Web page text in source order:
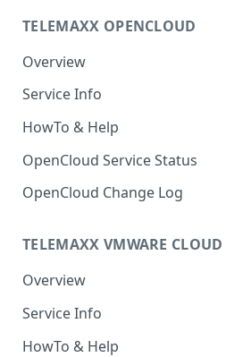
TELEMAXX OPENCLOUD
Overview
Service Info
Service Portal
Service Access & Ports
Projects & User Roles
Features & Functions
Flavors
Images
Compute Storage
HowTo & Help
Generell
Installation mit eigener ISO
HowTo: Eigene ISOs in der
OpenCloud verwenden
Compute
erstellen
HowTo: pfSense - zpool
vergrößern
HowTo: Windows-VM mit
Allgemeine Informationen
HowTo: Router
HowTo: Sicherheitsgruppen
Volumes & Block Storage
HowTo: Volume-Type ändern
einer Windows-Instanz
Backup
HowTo: Dateizugriff auf
Load Balancer
HowTo: Load Balancing mit
DNS
OpenCloud Service Status
OpenCloud Change Log
TELEMAXX VMWARE CLOUD
Overview
Service Info
Service Portal
HowTo & Help